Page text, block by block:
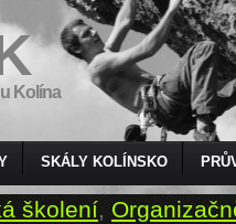
Kolína
SKÁLY KOLÍNSKO
školení,